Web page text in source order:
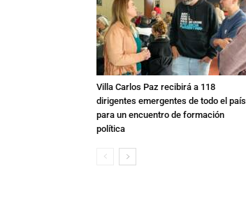
Villa Carlos Paz recibirá a 118
dirigentes emergentes de todo el país
para un encuentro de formación
política